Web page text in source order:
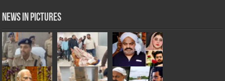
News in Pictures